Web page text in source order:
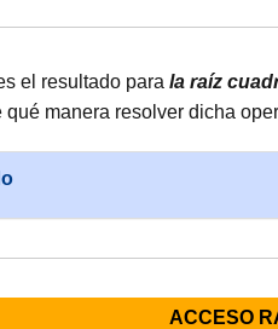
el resultado para la raíz
manera resolver dicha
ACCESO